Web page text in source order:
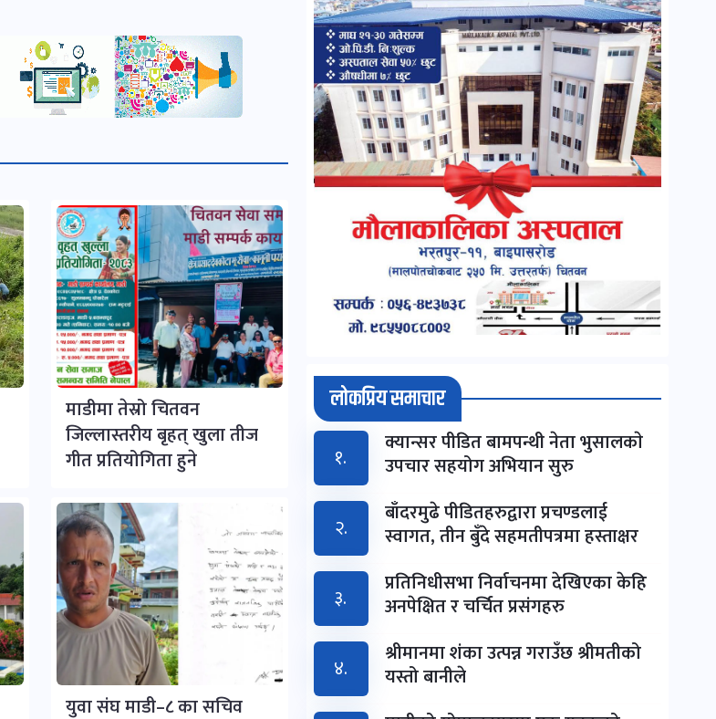
माडीमा तेस्रो चितवन
जिल्लास्तरीय बृहत् खुला तीज
गीत प्रतियोगिता हुने
युवा संघ माडी–८ का सचिव
लोकप्रिय समाचार
१. क्यान्सर पीडित बामपन्थी नेता भुसालकाे
उपचार सहयोग अभियान सुरु
२.
बाँदरमुढे पीडितहरुद्वारा प्रचण्डलाई
स्वागत, तीन बुँदे सहमतीपत्रमा हस्ताक्षर
३.
प्रतिनिधीसभा निर्वाचनमा देखिएका केहि
अनपेक्षित र चर्चित प्रसंगहरु
४.
श्रीमानमा शंका उत्पन्न गराउँछ श्रीमतीको
यस्तो बानीले